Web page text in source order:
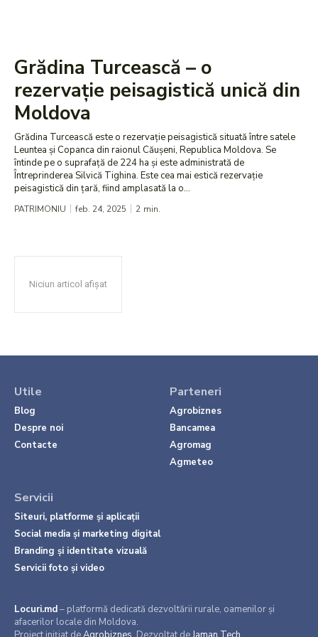
Grădina Turcească – o
rezervație peisagistică unică din
Moldova
Grădina Turcească este o rezervație peisagistică situată între satele
Leuntea și Copanca din raionul Căușeni, Republica Moldova. Se
întinde pe o suprafață de 224 ha și este administrată de
Întreprinderea Silvică Tighina. Este cea mai estică rezervație
peisagistică din țară, fiind amplasată la o...
PATRIMONIU feb. 24, 2025 2 min.
Niciun articol afișat
Utile
Blog
Despre noi
Contacte
Parteneri
Agrobiznes
Bancamea
Agromag
Agmeteo
Servicii
Siteuri, platforme și aplicații
Social media și marketing digital
Branding și identitate vizuală
Servicii foto și video
Locuri.md– platformă dedicată dezvoltării rurale, oamenilor și
afacerilor locale din Moldova.